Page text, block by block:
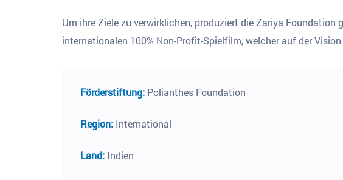
Um ihre Ziele zu verwirklichen, produziert die Zariya
internationalen 100% Non-Profit-Spielfilm, welcher auf der
Förderstiftung: Polianthes Foundation
Region: International
Land: Indien